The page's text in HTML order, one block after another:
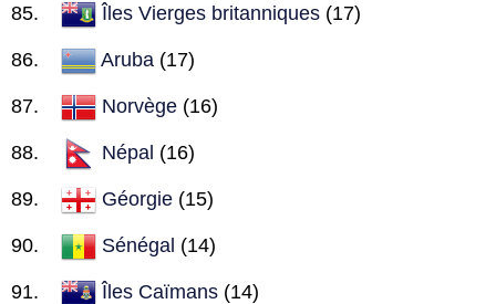
Îles Vierges britanniques (17)
Aruba (17)
Norvège (16)
Népal (16)
Géorgie (15)
Sénégal (14)
Îles Caïmans (14)